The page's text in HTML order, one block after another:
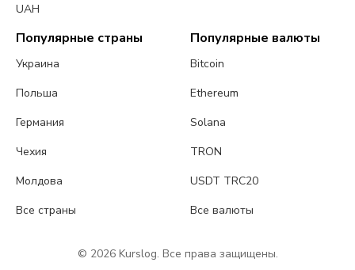
UAH
Популярные страны
Украина
Польша
Германия
Чехия
Молдова
Все страны
Популярные валюты
Bitcoin
Ethereum
Solana
TRON
USDT TRC20
Все валюты
© 2026 Kurslog. Все права защищены.